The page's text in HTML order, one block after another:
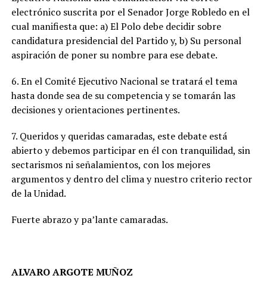
electrónico suscrita por el Senador Jorge Robledo en el
cual manifiesta que: a) El Polo debe decidir sobre
candidatura presidencial del Partido y, b) Su personal
aspiración de poner su nombre para ese debate.
6. En el Comité Ejecutivo Nacional se tratará el tema
hasta donde sea de su competencia y se tomarán las
decisiones y orientaciones pertinentes.
7. Queridos y queridas camaradas, este debate está
abierto y debemos participar en él con tranquilidad, sin
sectarismos ni señalamientos, con los mejores
argumentos y dentro del clima y nuestro criterio rector
de la Unidad.
Fuerte abrazo y pa’lante camaradas.
ALVARO ARGOTE MUÑOZ